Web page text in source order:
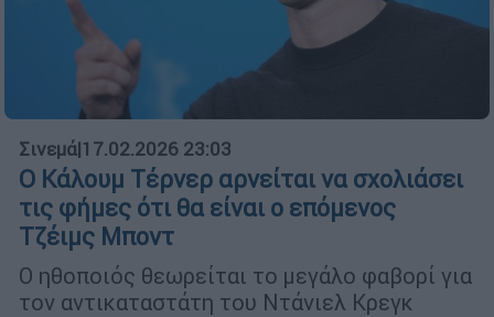
Σινεμά|17.02.2026 23:03
Ο Κάλουμ Τέρνερ αρνείται να σχολιάσει
τις φήμες ότι θα είναι ο επόμενος
Τζέιμς Μποντ
Ο ηθοποιός θεωρείται το μεγάλο φαβορί για
τον αντικαταστάτη του Ντάνιελ Κρεγκ